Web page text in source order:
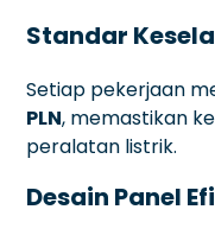
Standar
Setiap pekerjaan
PLN, memastikan
peralatan listrik.
Desain Panel